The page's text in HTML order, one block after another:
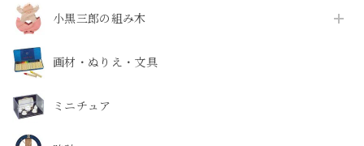
小黒三郎の組み木
画材・ぬりえ・文具
ミニチュア